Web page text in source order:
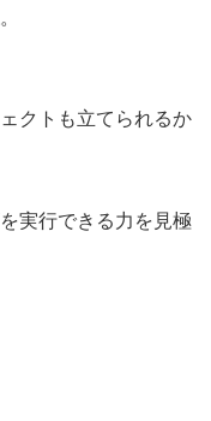
クトも立てられるか
実行できる力を見極